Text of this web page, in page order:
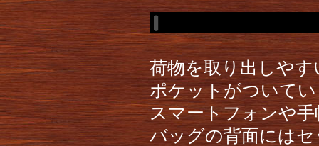
荷物を取り出しや
ポケットがついて
スマートフォンや
バッグの背面には